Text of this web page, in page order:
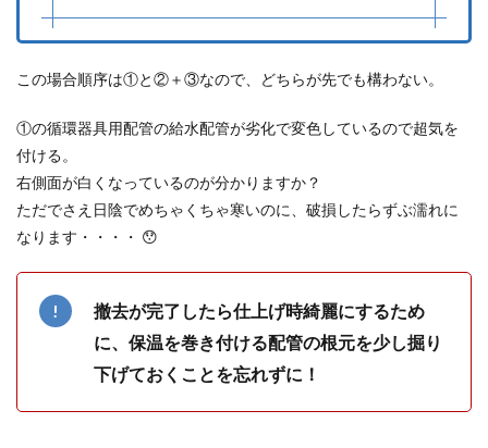
この場合順序は①と②＋③なので、どちらが先でも構わない。
①の循環器具用配管の給水配管が劣化で変色しているので超気を
付ける。
右側面が白くなっているのが分かりますか？
ただでさえ日陰でめちゃくちゃ寒いのに、破損したらずぶ濡れに
なります・・・・ 😯
撤去が完了したら仕上げ時綺麗にするため
に、保温を巻き付ける配管の根元を少し掘り
下げておくことを忘れずに！